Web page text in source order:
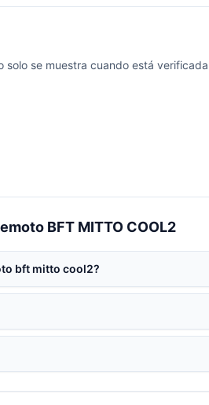
se muestra cuando está
BFT MITTO COOL2
bft mitto cool2?